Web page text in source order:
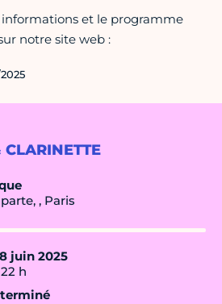
, Paris
juin 2025
h
informations et le programme
notre site web :